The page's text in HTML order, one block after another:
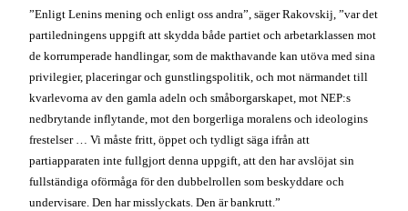
”Enligt Lenins mening och enligt oss andra”, säger Rakovskij, ”var det
partiledningens uppgift att skydda både partiet och arbetarklassen mot
de korrumperade handlingar, som de makthavande kan utöva med sina
privilegier, placeringar och gunstlingspolitik, och mot närmandet till
kvarlevorna av den gamla adeln och småborgarskapet, mot NEP:s
nedbrytande inflytande, mot den borgerliga moralens och ideologins
frestelser … Vi måste fritt, öppet och tydligt säga ifrån att
partiapparaten inte fullgjort denna uppgift, att den har avslöjat sin
fullständiga oförmåga för den dubbelrollen som beskyddare och
undervisare. Den har misslyckats. Den är bankrutt.”